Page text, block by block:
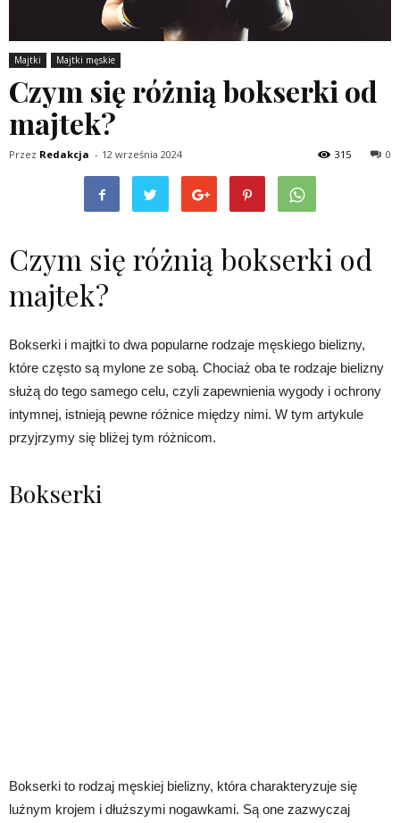
Majtki Majtki męskie
Czym się różnią bokserki od
majtek?
Przez Redakcja - 12 września 2024 0
315
Czym się różnią bokserki od
majtek?
Bokserki i majtki to dwa popularne rodzaje męskiego bielizny,
które często są mylone ze sobą. Chociaż oba te rodzaje bielizny
służą do tego samego celu, czyli zapewnienia wygody i ochrony
intymnej, istnieją pewne różnice między nimi. W tym artykule
przyjrzymy się bliżej tym różnicom.
Bokserki
Bokserki to rodzaj męskiej bielizny, która charakteryzuje się
luźnym krojem i dłuższymi nogawkami. Są one zazwyczaj